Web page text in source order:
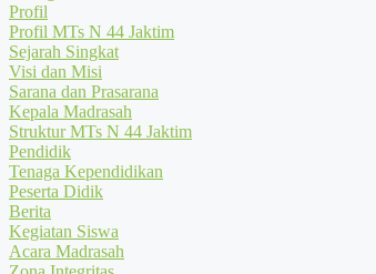
Profil
Profil MTs N 44 Jaktim
Sejarah Singkat
Visi dan Misi
Sarana dan Prasarana
Kepala Madrasah
Struktur MTs N 44 Jaktim
Pendidik
Tenaga Kependidikan
Peserta Didik
Berita
Kegiatan Siswa
Acara Madrasah